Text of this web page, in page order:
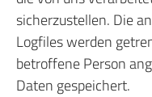
sicherzustellen. Die
Logfiles werden
betroffene Person
Daten gespeichert.